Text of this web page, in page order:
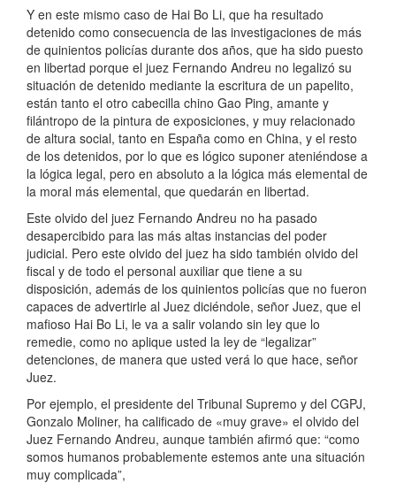
Y en este mismo caso de Hai Bo Li, que ha resultado
detenido como consecuencia de las investigaciones de más
de quinientos policías durante dos años, que ha sido puesto
en libertad porque el juez Fernando Andreu no legalizó su
situación de detenido mediante la escritura de un papelito,
están tanto el otro cabecilla chino Gao Ping, amante y
filántropo de la pintura de exposiciones, y muy relacionado
de altura social, tanto en España como en China, y el resto
de los detenidos, por lo que es lógico suponer ateniéndose a
la lógica legal, pero en absoluto a la lógica más elemental de
la moral más elemental, que quedarán en libertad.
Este olvido del juez Fernando Andreu no ha pasado
desapercibido para las más altas instancias del poder
judicial. Pero este olvido del juez ha sido también olvido del
fiscal y de todo el personal auxiliar que tiene a su
disposición, además de los quinientos policías que no fueron
capaces de advertirle al Juez diciéndole, señor Juez, que el
mafioso Hai Bo Li, le va a salir volando sin ley que lo
remedie, como no aplique usted la ley de “legalizar”
detenciones, de manera que usted verá lo que hace, señor
Juez.
Por ejemplo, el presidente del Tribunal Supremo y del CGPJ,
Gonzalo Moliner, ha calificado de «muy grave» el olvido del
Juez Fernando Andreu, aunque también afirmó que: “como
somos humanos probablemente estemos ante una situación
muy complicada”,